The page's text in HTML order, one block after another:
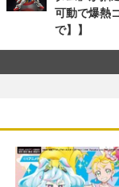
可動で爆熱
で】】